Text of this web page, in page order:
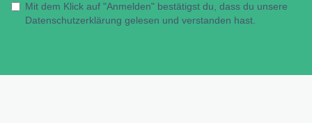
Mit dem Klick auf "Anmelden" bestätigst du, dass du unsere
Datenschutzerklärung gelesen und verstanden hast.